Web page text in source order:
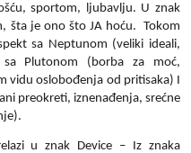
sportom, ljubavlju. U znak
šta je ono što JA hoću. Tokom
sa Neptunom (veliki ideali,
sa Plutonom (borba za moć,
vidu oslobođenja od pritisaka) I
preokreti, iznenađenja, srećne
u znak Device – Iz znaka